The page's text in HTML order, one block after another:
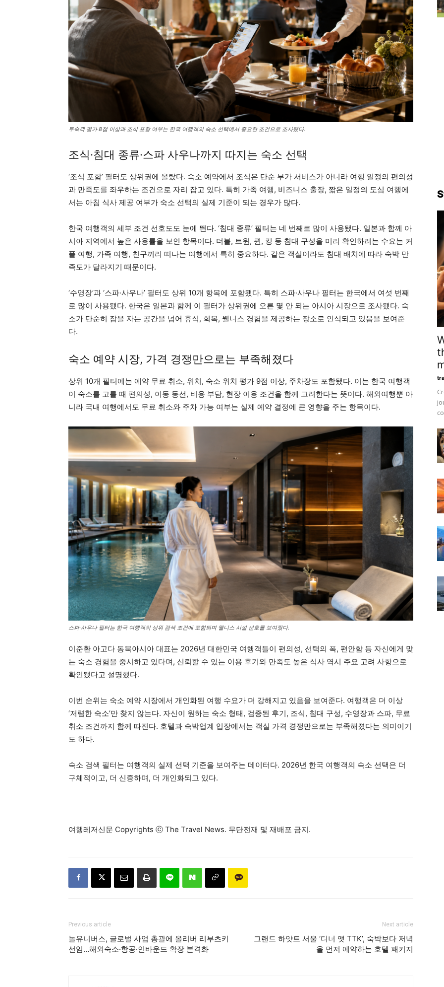
투숙객 평가 8점 이상과 조식 포함 여부는 한국 여행객의 숙소 선택에서 중요한 조건으로 조사됐다.
조식·침대 종류·스파 사우나까지 따지는 숙소 선택
‘조식 포함’ 필터도 상위권에 올랐다. 숙소 예약에서 조식은 단순 부가 서비스가 아니라 여행 일정의 편의성
과 만족도를 좌우하는 조건으로 자리 잡고 있다. 특히 가족 여행, 비즈니스 출장, 짧은 일정의 도심 여행에
서는 아침 식사 제공 여부가 숙소 선택의 실제 기준이 되는 경우가 많다.
한국 여행객의 세부 조건 선호도도 눈에 띈다. ‘침대 종류’ 필터는 네 번째로 많이 사용됐다. 일본과 함께 아
시아 지역에서 높은 사용률을 보인 항목이다. 더블, 트윈, 퀸, 킹 등 침대 구성을 미리 확인하려는 수요는 커
플 여행, 가족 여행, 친구끼리 떠나는 여행에서 특히 중요하다. 같은 객실이라도 침대 배치에 따라 숙박 만
족도가 달라지기 때문이다.
‘수영장’과 ‘스파·사우나’ 필터도 상위 10개 항목에 포함됐다. 특히 스파·사우나 필터는 한국에서 여섯 번째
로 많이 사용됐다. 한국은 일본과 함께 이 필터가 상위권에 오른 몇 안 되는 아시아 시장으로 조사됐다. 숙
소가 단순히 잠을 자는 공간을 넘어 휴식, 회복, 웰니스 경험을 제공하는 장소로 인식되고 있음을 보여준
다.
숙소 예약 시장, 가격 경쟁만으로는 부족해졌다
상위 10개 필터에는 예약 무료 취소, 위치, 숙소 위치 평가 9점 이상, 주차장도 포함됐다. 이는 한국 여행객
이 숙소를 고를 때 편의성, 이동 동선, 비용 부담, 현장 이용 조건을 함께 고려한다는 뜻이다. 해외여행뿐 아
니라 국내 여행에서도 무료 취소와 주차 가능 여부는 실제 예약 결정에 큰 영향을 주는 항목이다.
스파·사우나 필터는 한국 여행객의 상위 검색 조건에 포함되며 웰니스 시설 선호를 보여줬다.
이준환 아고다 동북아시아 대표는 2026년 대한민국 여행객들이 편의성, 선택의 폭, 편안함 등 자신에게 맞
는 숙소 경험을 중시하고 있다며, 신뢰할 수 있는 이용 후기와 만족도 높은 식사 역시 주요 고려 사항으로
확인됐다고 설명했다.
이번 순위는 숙소 예약 시장에서 개인화된 여행 수요가 더 강해지고 있음을 보여준다. 여행객은 더 이상
‘저렴한 숙소’만 찾지 않는다. 자신이 원하는 숙소 형태, 검증된 후기, 조식, 침대 구성, 수영장과 스파, 무료
취소 조건까지 함께 따진다. 호텔과 숙박업계 입장에서는 객실 가격 경쟁만으로는 부족해졌다는 의미이기
도 하다.
숙소 검색 필터는 여행객의 실제 선택 기준을 보여주는 데이터다. 2026년 한국 여행객의 숙소 선택은 더
구체적이고, 더 신중하며, 더 개인화되고 있다.
여행레저신문 Copyrights ⓒ The Travel News. 무단전재 및 재배포 금지.
Previous article
놀유니버스, 글로벌 사업 총괄에 올리버 리부츠키
선임…해외숙소·항공·인바운드 확장 본격화
Next article
그랜드 하얏트 서울 ‘디너 앳 TTK’, 숙박보다 저녁
을 먼저 예약하는 호텔 패키지